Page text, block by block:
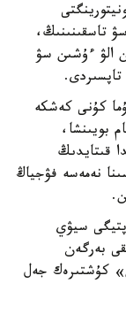
تاسقىنىنىڭ،
الۋ ءۇشىن سۋ
كۇنى كەشكە
بويىنشا،
قىتايدىڭ
نەمەسە فۋجياڭ
سيۋي
بەرگەن
كۇشتىرەك جەل